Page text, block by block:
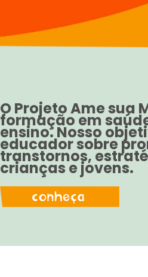
O Projeto Ame sua
formação em
ensino. Nosso
educador sobre
transtornos,
crianças e jovens.